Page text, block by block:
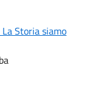
Storia siamo